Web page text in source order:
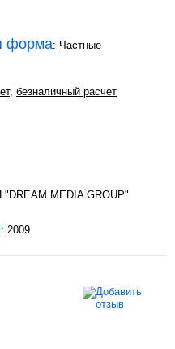
форма: Частные
, безналичный расчет
"DREAM MEDIA GROUP"
: 2009